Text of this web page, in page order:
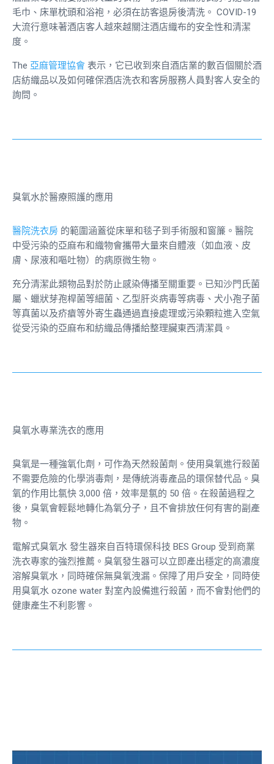
毛巾、床單枕頭和浴袍，必須在訪客退房後清洗。 COVID-19
大流行意味著酒店客人越來越關注酒店織布的安全性和清潔
度。
The 亞麻管理協會 表示，它已收到來自酒店業的數百個關於酒
店紡織品以及如何確保酒店洗衣和客房服務人員對客人安全的
詢問。
臭氧水於醫療照護的應用
醫院洗衣房 的範圍涵蓋從床單和毯子到手術服和窗簾。醫院
中受污染的亞麻布和織物會攜帶大量來自體液（如血液、皮
膚、尿液和嘔吐物）的病原微生物。
充分清潔此類物品對於防止感染傳播至關重要。已知沙門氏菌
屬、蠟狀芽孢桿菌等細菌、乙型肝炎病毒等病毒、犬小孢子菌
等真菌以及疥瘡等外寄生蟲通過直接處理或污染顆粒進入空氣
從受污染的亞麻布和紡織品傳播給整理臟東西清潔員。
臭氧水專業洗衣的應用
臭氧是一種強氧化劑，可作為天然殺菌劑。使用臭氧進行殺菌
不需要危險的化學消毒劑，是傳統消毒產品的環保替代品。臭
氧的作用比氯快 3,000 倍，效率是氯的 50 倍。在殺菌過程之
後，臭氧會輕鬆地轉化為氧分子，且不會排放任何有害的副產
物。
電解式臭氧水 發生器來自百特環保科技 BES Group 受到商業
洗衣專家的強烈推薦。臭氧發生器可以立即產出穩定的高濃度
溶解臭氧水，同時確保無臭氧洩漏。保障了用戶安全，同時使
用臭氧水 ozone water 對室內設備進行殺菌，而不會對他們的
健康產生不利影響。